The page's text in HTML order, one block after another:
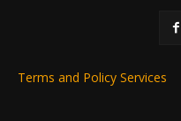
Terms and Policy Services